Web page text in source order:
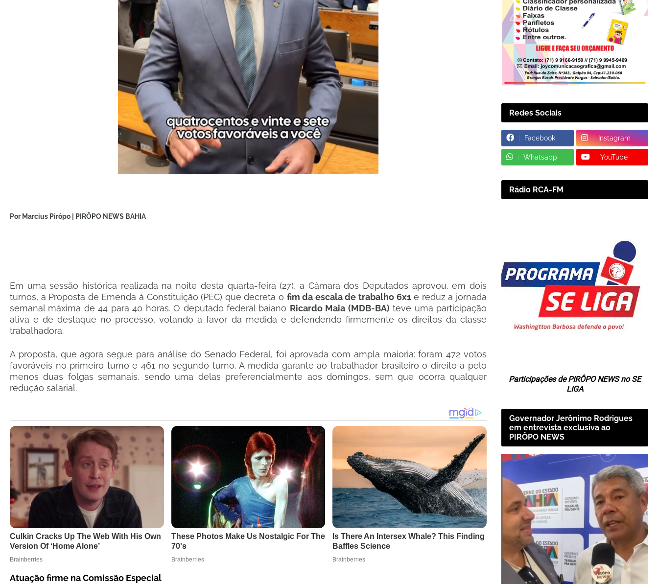
Por Marcius Pirôpo | PIRÔPO NEWS BAHIA
Em uma sessão histórica realizada na noite desta quarta-feira (27), a Câmara dos Deputados aprovou, em dois
turnos, a Proposta de Emenda à Constituição (PEC) que decreta o fim da escala de trabalho 6x1e reduz a jornada
semanal máxima de 44 para 40 horas. O deputado federal baiano Ricardo Maia (MDB-BA) teve uma participação
ativa e de destaque no processo, votando a favor da medida e defendendo firmemente os direitos da classe
trabalhadora.
A proposta, que agora segue para análise do Senado Federal, foi aprovada com ampla maioria: foram 472 votos
favoráveis no primeiro turno e 461 no segundo turno. A medida garante ao trabalhador brasileiro o direito a pelo
menos duas folgas semanais, sendo uma delas preferencialmente aos domingos, sem que ocorra qualquer
redução salarial.
Atuação firme na Comissão Especial
Redes Sociais
Facebook Instagram
Whatsapp YouTube
Rádio RCA-FM
Participações de PIRÔPO NEWS no SE
LIGA
Governador Jerônimo Rodrigues
em entrevista exclusiva ao
PIRÔPO NEWS